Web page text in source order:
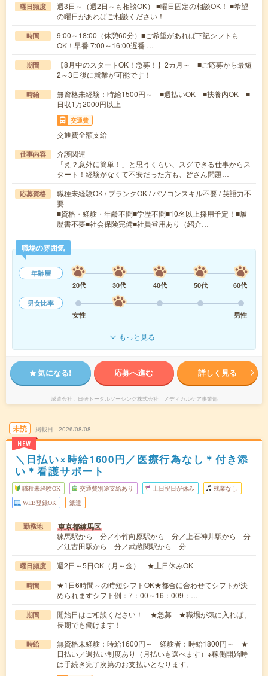
曜日頻度
週3日～（週2日～も相談OK） ■曜日固定の相談OK！ ■希望
の曜日があればご相談ください！
時間
9:00～18:00（休憩60分）■ご希望があれば下記シフトも
OK！早番 7:00～16:00遅番 …
期間
【8月中のスタートOK！急募！】2カ月～ ■ご応募から最短
2～3日後に就業が可能です！
時給
無資格未経験：時給1500円～ ■週払いOK ■扶養内OK ■
日収1万2000円以上
交通費
交通費全額支給
仕事内容
介護関連
「え？意外に簡単！」と思うくらい、スグできる仕事からス
タート！経験がなくて不安だった方も、皆さん問題…
応募資格
職種未経験OK / ブランクOK / パソコンスキル不要 / 英語力不
要
■資格・経験・年齢不問■学歴不問■10名以上採用予定！■履
歴書不要■社会保険完備■社員登用あり（紹介…
職場の雰囲気
年齢層
20代
30代 40代 50代
60代
男女比率
女性
男性
もっと見る
気になる! 応募へ進む 詳しく見る
派遣会社 日研トータルソーシング株式会社 メディカルケア事業部
未読
NEW
掲載日 2026/08/08
＼日払い×時給1600円／医療行為なし＊付き添
い＊看護サポート
職種未経験OK 交通費別途支給あり 土日祝日が休み 残業なし
WEB登録OK 派遣
勤務地 東京都練馬区
練馬駅から---分／小竹向原駅から---分／上石神井駅から---分
／江古田駅から---分／武蔵関駅から---分
曜日頻度 週2日～5日OK（月～金） ★土日休みOK
時間
★1日6時間～の時短シフトOK★都合に合わせてシフトが決
められますシフト例：7：00～16：009：…
期間
開始日はご相談ください！ ★急募 ★職場が気に入れば、
長期でも働けます！
時給
無資格未経験：時給1600円～ 経験者：時給1800円～ ★
日払い／週払い制度あり（月払いも選べます）※稼働開始時
は手続き完了次第のお支払いとなります。